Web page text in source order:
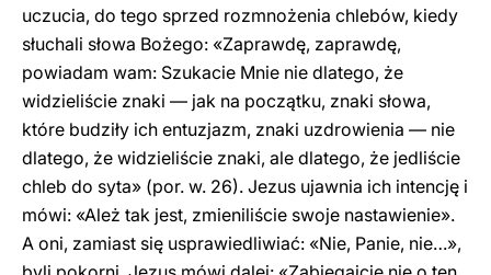
uczucia, do tego sprzed rozmnożenia chlebów, kiedy
słuchali słowa Bożego: «Zaprawdę, zaprawdę,
powiadam wam: Szukacie Mnie nie dlatego, że
widzieliście znaki — jak na początku, znaki słowa,
które budziły ich entuzjazm, znaki uzdrowienia — nie
dlatego, że widzieliście znaki, ale dlatego, że jedliście
chleb do syta» (por. w. 26). Jezus ujawnia ich intencję i
mówi: «Ależ tak jest, zmieniliście swoje nastawienie».
A oni, zamiast się usprawiedliwiać: «Nie, Panie, nie…»,